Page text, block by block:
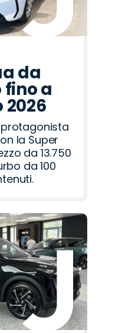
da
fino a
la Super
da 13.750
da 100